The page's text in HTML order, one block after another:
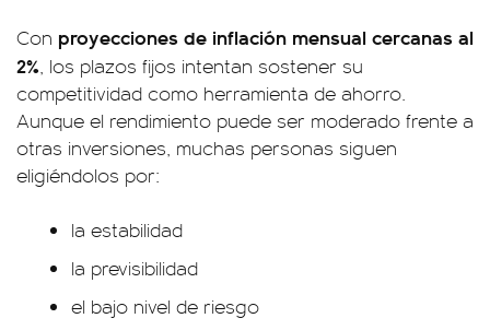
Con proyecciones de inflación mensual cercanas al
2%, los plazos fijos intentan sostener su
competitividad como herramienta de ahorro.
Aunque el rendimiento puede ser moderado frente a
otras inversiones, muchas personas siguen
eligiéndolos por:
la estabilidad
la previsibilidad
el bajo nivel de riesgo